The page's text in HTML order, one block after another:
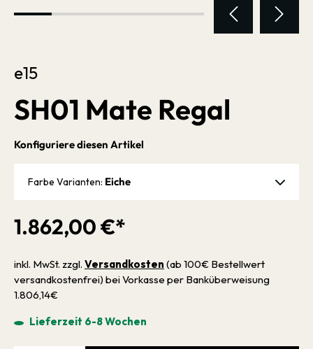
e15
SH01 Mate Regal
1.862,00 €*
inkl. MwSt. zzgl. Versandkosten (ab 100€ Bestellwert
versandkostenfrei) bei Vorkasse per Banküberweisung
1.806,14€
Lieferzeit 6-8 Wochen
Konfiguriere diesen Artikel
Farbe Varianten: Eiche